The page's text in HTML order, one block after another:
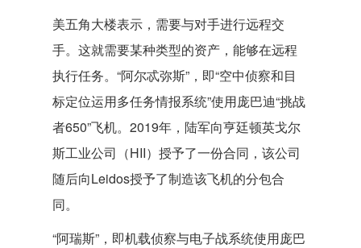
美五角大楼表示，需要与对手进行远程交
手。这就需要某种类型的资产，能够在远程
执行任务。“阿尔忒弥斯”，即“空中侦察和目
标定位运用多任务情报系统”使用庞巴迪“挑战
者650”飞机。2019年，陆军向亨廷顿英戈尔
斯工业公司（HII）授予了一份合同，该公司
随后向Leidos授予了制造该飞机的分包合
同。
“阿瑞斯”，即机载侦察与电子战系统使用庞巴